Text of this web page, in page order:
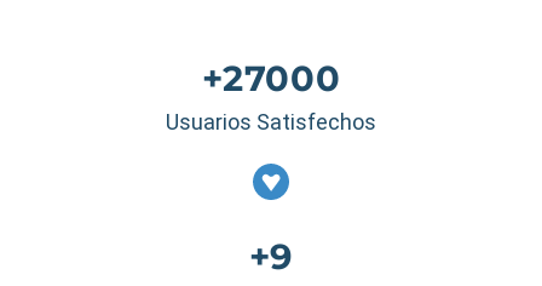
+27000
Usuarios Satisfechos
+9